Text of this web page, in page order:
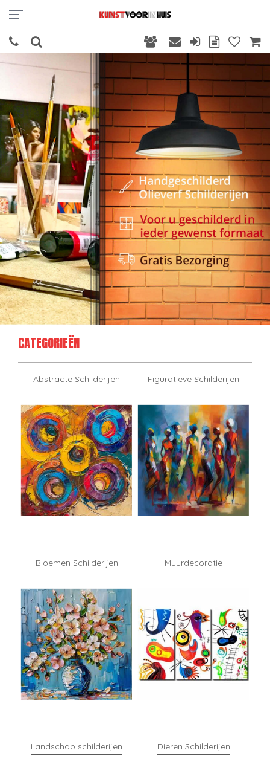
CATEGORIEËN
Abstracte Schilderijen Figuratieve Schilderijen
Bloemen Schilderijen Muurdecoratie
Landschap schilderijen Dieren Schilderijen